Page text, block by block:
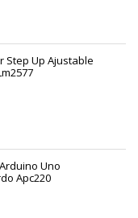
Step Up Ajustable
Uno
Apc220